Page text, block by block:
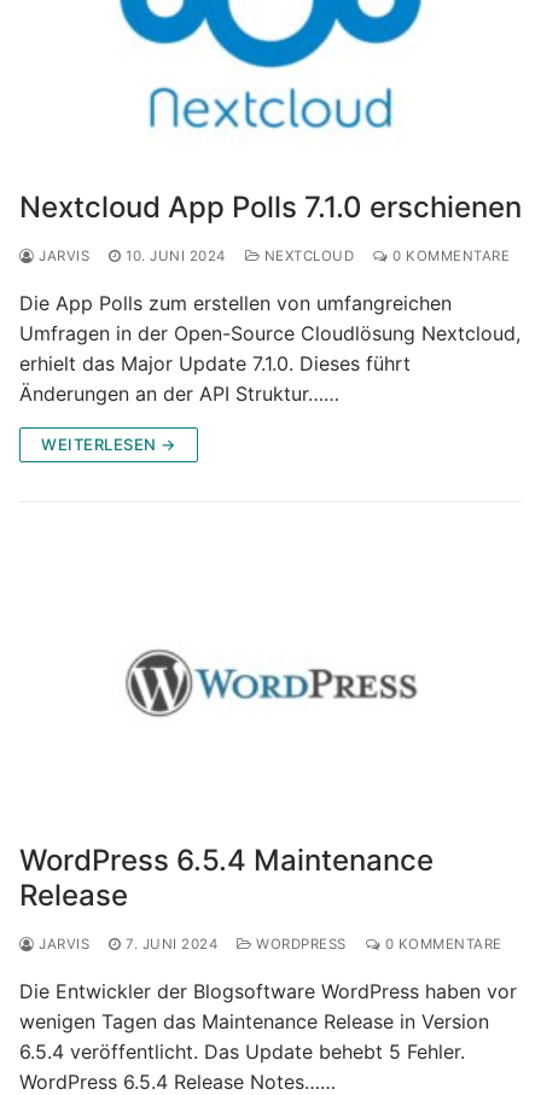
Nextcloud App Polls 7.1.0 erschienen
JARVIS 10. JUNI 2024 NEXTCLOUD 0 KOMMENTARE
Die App Polls zum erstellen von umfangreichen
Umfragen in der Open-Source Cloudlösung Nextcloud,
erhielt das Major Update 7.1.0. Dieses führt
Änderungen an der API Struktur……
WEITERLESEN →
WordPress 6.5.4 Maintenance
Release
JARVIS 7. JUNI 2024 WORDPRESS 0 KOMMENTARE
Die Entwickler der Blogsoftware WordPress haben vor
wenigen Tagen das Maintenance Release in Version
6.5.4 veröffentlicht. Das Update behebt 5 Fehler.
WordPress 6.5.4 Release Notes……